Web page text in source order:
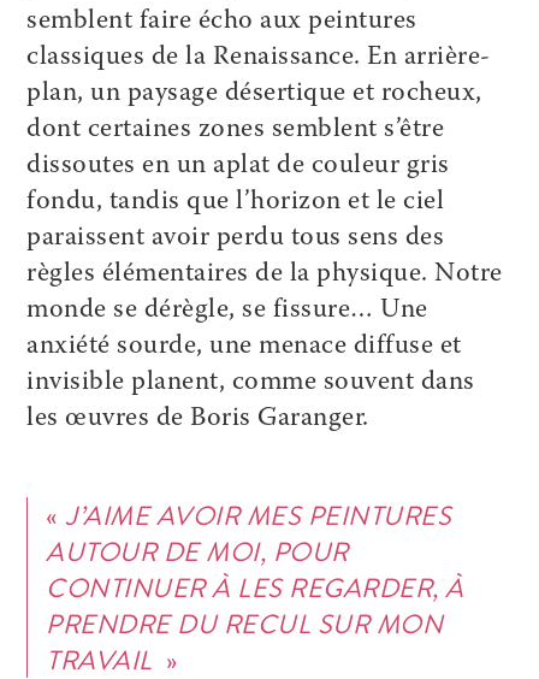
semblent faire écho aux peintures
classiques de la Renaissance. En arrière-
plan, un paysage désertique et rocheux,
dont certaines zones semblent s’être
dissoutes en un aplat de couleur gris
fondu, tandis que l’horizon et le ciel
paraissent avoir perdu tous sens des
règles élémentaires de la physique. Notre
monde se dérègle, se fissure… Une
anxiété sourde, une menace diffuse et
invisible planent, comme souvent dans
les œuvres de Boris Garanger.
« J’AIME AVOIR MES PEINTURES
AUTOUR DE MOI, POUR
CONTINUER À LES REGARDER, À
PRENDRE DU RECUL SUR MON
TRAVAIL »